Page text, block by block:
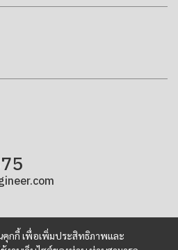
คุกกี้ เพื่อเพิ่มประสิทธิภาพและ